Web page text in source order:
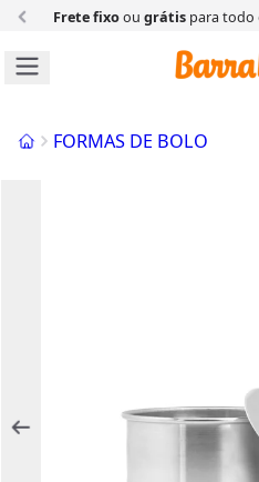
Frete fixoou grátispara todo
InícioFORMAS DE BOLO